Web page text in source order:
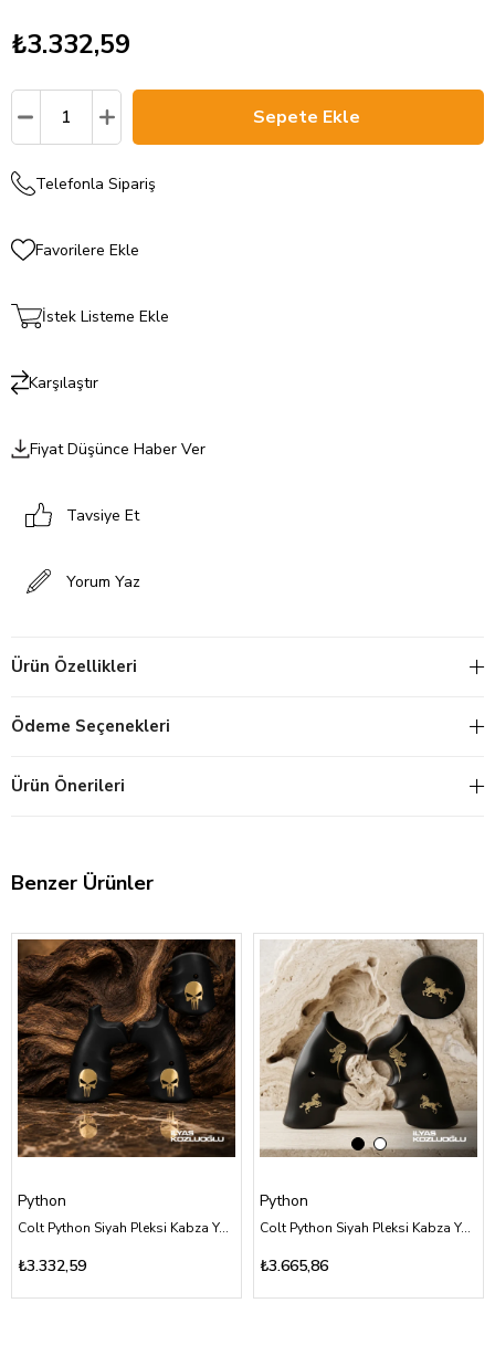
₺3.332,59
Telefonla Sipariş
Favorilere Ekle
İstek Listeme Ekle
Karşılaştır
Fiyat Düşünce Haber Ver
Tavsiye Et
Yorum Yaz
Ürün Özellikleri
Ödeme Seçenekleri
Ürün Önerileri
Benzer Ürünler
Python
Colt Python Siyah Pleksi Kabza Yüzey Desensiz Üzeri Sarı Pirinç Punisher Kuru Kafa Logolu
₺3.332,59
Python
Colt Python Siyah Pleksi Kabza Yüzey Desensiz Sarı Pirinç Gravürlü ve At Logolu
₺3.665,86